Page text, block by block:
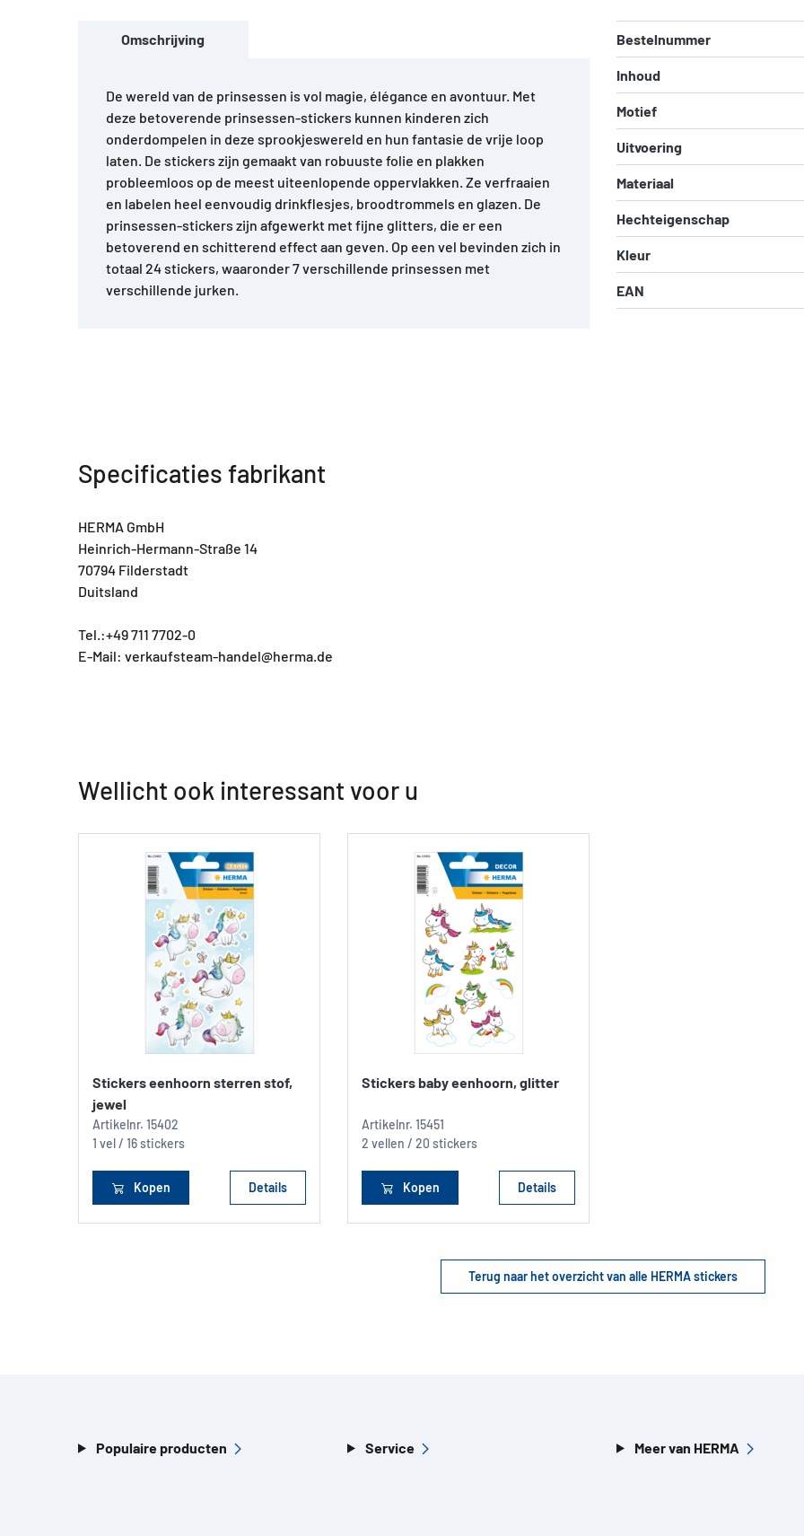
Omschrijving
De wereld van de prinsessen is vol magie, élégance en avontuur. Met
deze betoverende prinsessen-stickers kunnen kinderen zich
onderdompelen in deze sprookjeswereld en hun fantasie de vrije loop
laten. De stickers zijn gemaakt van robuuste folie en plakken
probleemloos op de meest uiteenlopende oppervlakken. Ze verfraaien
en labelen heel eenvoudig drinkflesjes, broodtrommels en glazen. De
prinsessen-stickers zijn afgewerkt met fijne glitters, die er een
betoverend en schitterend effect aan geven. Op een vel bevinden zich in
totaal 24 stickers, waaronder 7 verschillende prinsessen met
verschillende jurken.
Bestelnummer
Inhoud
Motief
Uitvoering
Materiaal
Hechteigenschap
Kleur
EAN
Specificaties fabrikant
HERMA GmbH
Heinrich-Hermann-Straße 14
70794 Filderstadt
Duitsland
Tel.:+49 711 7702-0
E-Mail: verkaufsteam-handel@herma.de
Wellicht ook interessant voor u
Stickers eenhoorn sterren stof,
jewel
Artikelnr. 15402
1 vel / 16 stickers
Kopen Details
Stickers baby eenhoorn, glitter
Artikelnr. 15451
2 vellen / 20 stickers
Kopen Details
Terug naar het overzicht van alle HERMA stickers
Populaire producten Service Meer van HERMA